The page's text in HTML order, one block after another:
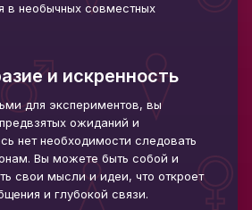
в необычных совместных
и искренность
для экспериментов, вы
ожиданий и
нет необходимости следовать
Вы можете быть собой и
свои мысли и идеи, что откроет
и глубокой связи.